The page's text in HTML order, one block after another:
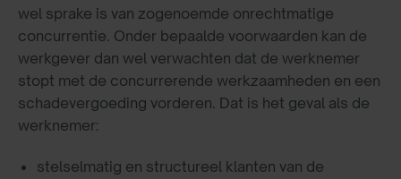
wel sprake is van zogenoemde onrechtmatige
concurrentie. Onder bepaalde voorwaarden kan de
werkgever dan wel verwachten dat de werknemer
stopt met de concurrerende werkzaamheden en een
schadevergoeding vorderen. Dat is het geval als de
werknemer:
stelselmatig en structureel klanten van de